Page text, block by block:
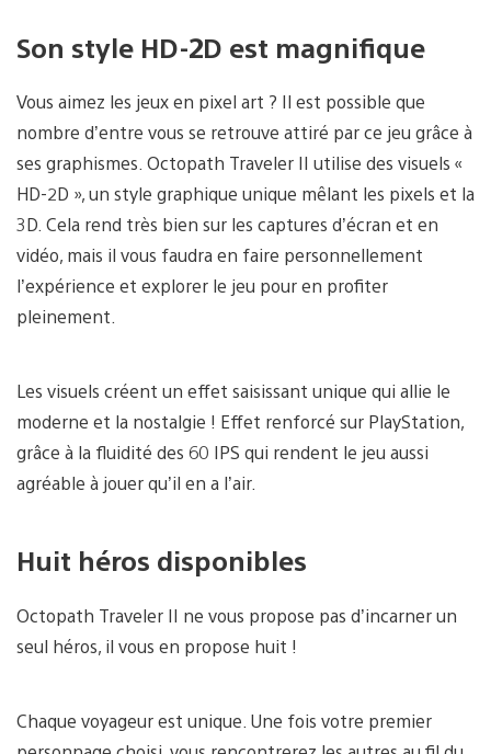
Son style HD-2D est magnifique
Vous aimez les jeux en pixel art ? Il est possible que
nombre d’entre vous se retrouve attiré par ce jeu grâce à
ses graphismes. Octopath Traveler II utilise des visuels «
HD-2D », un style graphique unique mêlant les pixels et la
3D. Cela rend très bien sur les captures d’écran et en
vidéo, mais il vous faudra en faire personnellement
l’expérience et explorer le jeu pour en profiter
pleinement.
Les visuels créent un effet saisissant unique qui allie le
moderne et la nostalgie ! Effet renforcé sur PlayStation,
grâce à la fluidité des 60 IPS qui rendent le jeu aussi
agréable à jouer qu’il en a l’air.
Huit héros disponibles
Octopath Traveler II ne vous propose pas d’incarner un
seul héros, il vous en propose huit !
Chaque voyageur est unique. Une fois votre premier